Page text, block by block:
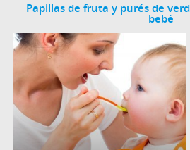
Papillas de fruta y purés de
bebé